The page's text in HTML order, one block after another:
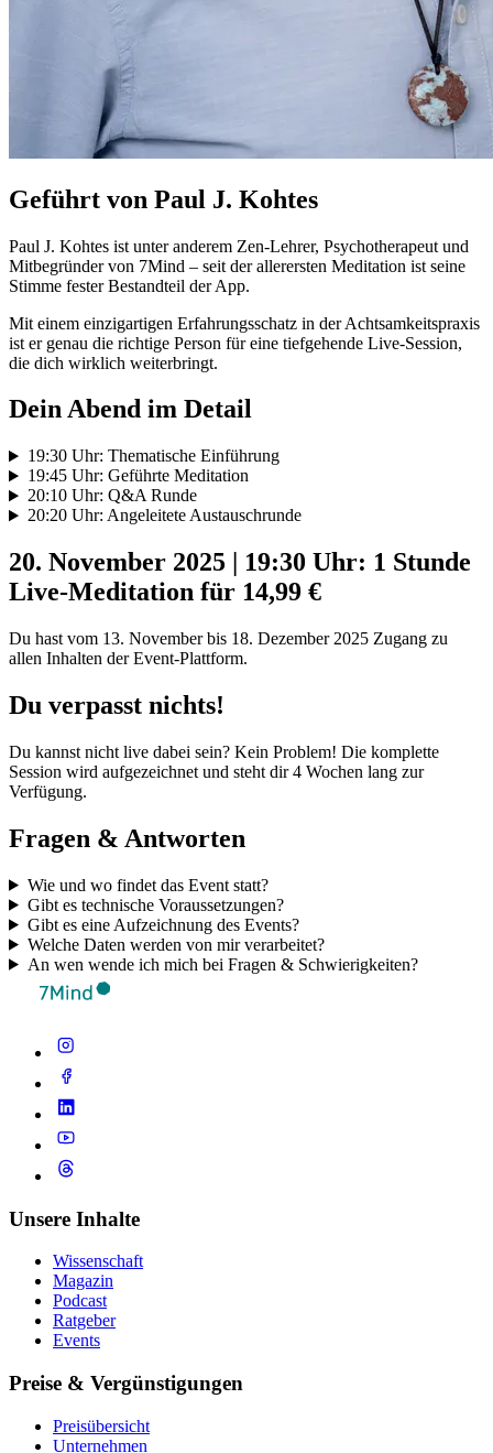
Geführt von Paul J. Kohtes
Paul J. Kohtes ist unter anderem Zen-Lehrer, Psychotherapeut und
Mitbegründer von 7Mind – seit der allerersten Meditation ist seine
Stimme fester Bestandteil der App.
Mit einem einzigartigen Erfahrungsschatz in der Achtsamkeitspraxis
ist er genau die richtige Person für eine tiefgehende Live-Session,
die dich wirklich weiterbringt.
Dein Abend im Detail
19:30 Uhr: Thematische Einführung
19:45 Uhr: Geführte Meditation
20:10 Uhr: Q&A Runde
20:20 Uhr: Angeleitete Austauschrunde
20. November 2025 | 19:30 Uhr: 1 Stunde
Live-Meditation für 14,99 €
Du hast vom 13. November bis 18. Dezember 2025 Zugang zu
allen Inhalten der Event-Plattform.
Du verpasst nichts!
Du kannst nicht live dabei sein? Kein Problem! Die komplette
Session wird aufgezeichnet und steht dir 4 Wochen lang zur
Verfügung.
Fragen & Antworten
Wie und wo findet das Event statt?
Gibt es technische Voraussetzungen?
Gibt es eine Aufzeichnung des Events?
Welche Daten werden von mir verarbeitet?
An wen wende ich mich bei Fragen & Schwierigkeiten?
Unsere Inhalte
Wissenschaft
Magazin
Podcast
Ratgeber
Events
Preise & Vergünstigungen
Preisübersicht
Unternehmen